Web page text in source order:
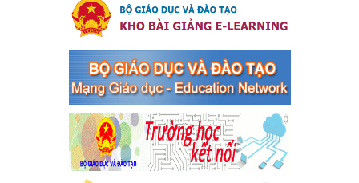
tổ chức đánh bạc và đánh bạc
Kế hoạch thực hiện Chỉ thị số 16/CT-TTg ngày 27/05/2023 của
phạm, vi phạm pháp luật liên quan đến hoạt động tổ chức đánh
bạc và đánh bạc
Ngày ban hành: 04/03/2024
Kế hoạch Tổ chức Hội trại truyền thống học sinh thị xã Bến
Cát Lần thứ VIII, năm học 2023-2024
Kế hoạch Tổ chức Hội trại truyền thống học sinh thị xã Bến Cát
Lần thứ VIII, năm học 2023-2024